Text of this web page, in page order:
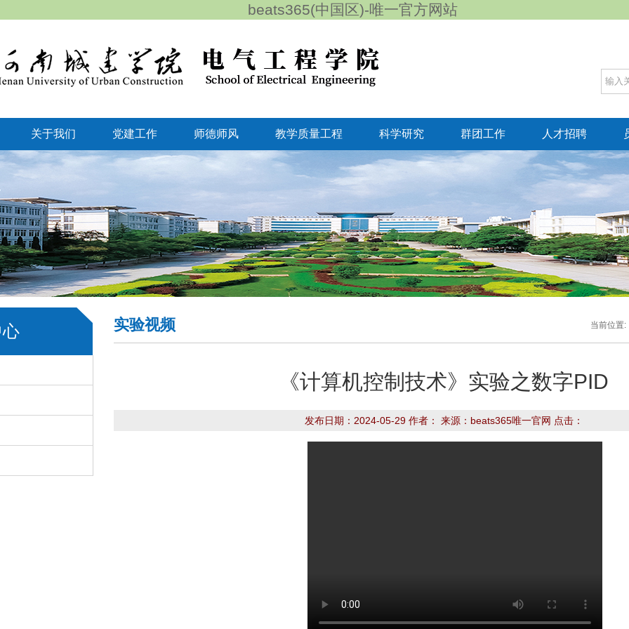
beats365(中国区)-唯一官方网站
关于我们 党建工作 师德师风 教学质量工程 科学研究 群团工作 人才招聘
实验视频 当前位置:
《计算机控制技术》实验之数字PID
发布日期：2024-05-29 作者： 来源：beats365唯一官网 点击：